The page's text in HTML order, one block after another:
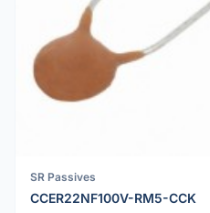
SR Passives
CCER22NF100V-RM5-CCK